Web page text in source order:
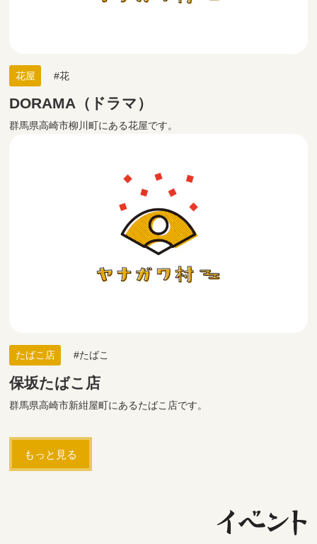
花屋 花
DORAMA（ドラマ）
群馬県高崎市柳川町にある花屋です。
たばこ店 たばこ
保坂たばこ店
群馬県高崎市新紺屋町にあるたばこ店です。
もっと見る
イベント